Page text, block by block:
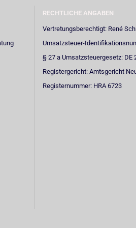
RECHTLICHE ANGABEN
Vertretungsberechtigt: René
Umsatzsteuer-
§ 27 a Umsatzsteuergesetz: DE
Registergericht: Amtsgericht
Registernummer: HRA 6723